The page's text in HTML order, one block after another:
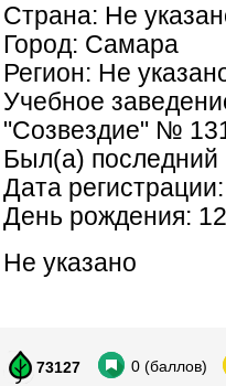
Страна: Не
Город: Самара
Регион: Не
Учебное
"Созвездие" №
Был(а) последний
Дата
День рождения:
Не указано
73127 0 (баллов)